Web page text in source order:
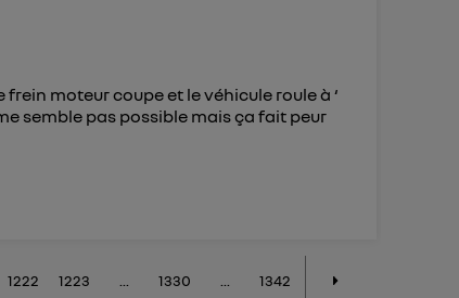
moteur coupe et le véhicule roule à ‘
semble pas possible mais ça fait peur
1222 1223 1330 1342